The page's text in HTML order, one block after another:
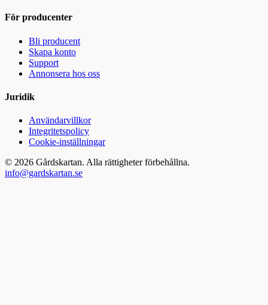
För producenter
Bli producent
Skapa konto
Support
Annonsera hos oss
Juridik
Användarvillkor
Integritetspolicy
Cookie-inställningar
© 2026 Gårdskartan. Alla rättigheter förbehållna.
info@gardskartan.se